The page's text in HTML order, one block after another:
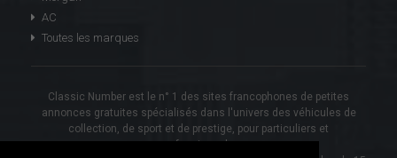
AC
Toutes les marques
Classic Number est le n° 1 des sites francophones de petites
annonces gratuites spécialisés dans l'univers des véhicules de
collection, de sport et de prestige, pour particuliers et
professionnels.